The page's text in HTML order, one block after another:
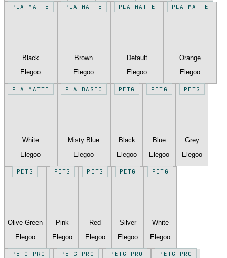
PLA MATTE
Black
Elegoo
PLA MATTE
Brown
Elegoo
PLA MATTE
Default
Elegoo
PLA MATTE
Orange
Elegoo
PLA MATTE
White
Elegoo
PLA BASIC
Misty Blue
Elegoo
PETG
Black
Elegoo
PETG
Blue
Elegoo
PETG
Grey
Elegoo
PETG
Olive Green
Elegoo
PETG
Pink
Elegoo
PETG
Red
Elegoo
PETG
Silver
Elegoo
PETG
White
Elegoo
PETG PRO PETG PRO PETG PRO PETG PRO